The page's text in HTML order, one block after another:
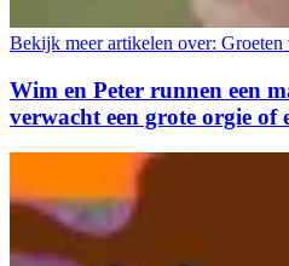
Bekijk meer artikelen over: Groeten
Wim en Peter runnen een
verwacht een grote orgie of